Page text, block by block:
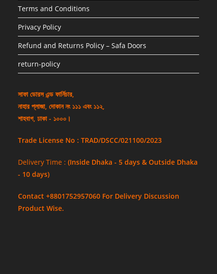
Terms and Conditions
Privacy Policy
Refund and Returns Policy – Safa Doors
return-policy
সাফা ডোরস এন্ড ফার্নিচার,
নাহার প্লাজা, দোকান নং ১১১ এবং ১১২,
শাহবাগ, ঢাকা - ১০০০।
Trade License No : TRAD/DSCC/021100/2023
Delivery Time :(Inside Dhaka - 5 days & Outside Dhaka
- 10 days)
Contact +8801752957060 For Delivery Discussion
Product Wise.